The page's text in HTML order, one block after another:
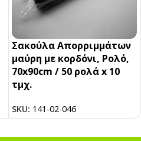
Σακούλα Απορριμμάτων
μαύρη με κορδόνι, Ρολό,
70x90cm / 50 ρολά x 10
τμχ.
SKU: 141-02-046